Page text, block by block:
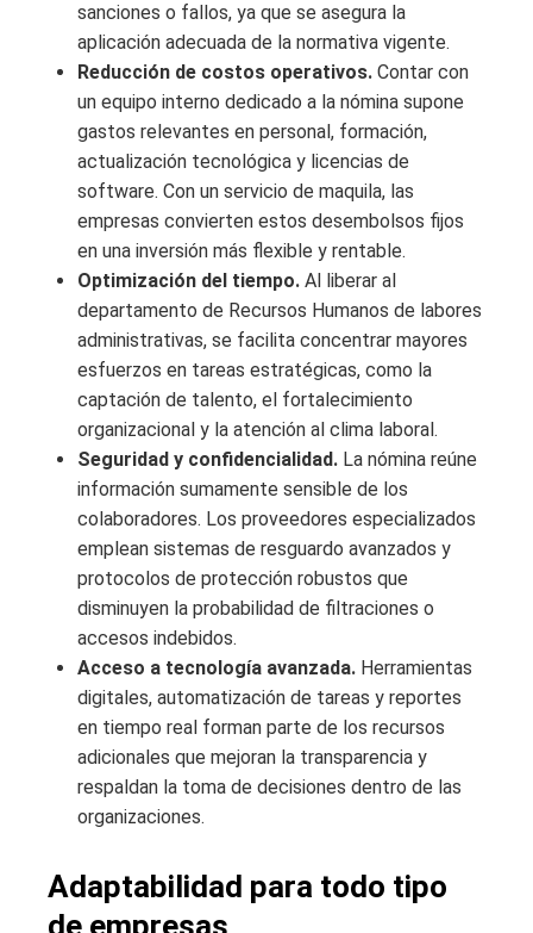
sanciones o fallos, ya que se asegura la
aplicación adecuada de la normativa vigente.
Reducción de costos operativos. Contar con
un equipo interno dedicado a la nómina supone
gastos relevantes en personal, formación,
actualización tecnológica y licencias de
software. Con un servicio de maquila, las
empresas convierten estos desembolsos fijos
en una inversión más flexible y rentable.
Optimización del tiempo. Al liberar al
departamento de Recursos Humanos de labores
administrativas, se facilita concentrar mayores
esfuerzos en tareas estratégicas, como la
captación de talento, el fortalecimiento
organizacional y la atención al clima laboral.
Seguridad y confidencialidad. La nómina reúne
información sumamente sensible de los
colaboradores. Los proveedores especializados
emplean sistemas de resguardo avanzados y
protocolos de protección robustos que
disminuyen la probabilidad de filtraciones o
accesos indebidos.
Acceso a tecnología avanzada. Herramientas
digitales, automatización de tareas y reportes
en tiempo real forman parte de los recursos
adicionales que mejoran la transparencia y
respaldan la toma de decisiones dentro de las
organizaciones.
Adaptabilidad para todo tipo